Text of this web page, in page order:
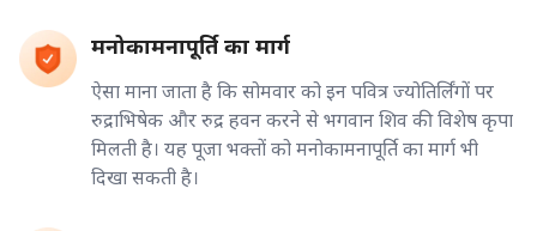
मनोकामनापूर्ति का मार्ग
ऐसा माना जाता है कि सोमवार को इन पवित्र ज्योतिर्लिंगों पर
रुद्राभिषेक और रुद्र हवन करने से भगवान शिव की विशेष कृपा
मिलती है। यह पूजा भक्तों को मनोकामनापूर्ति का मार्ग भी
दिखा सकती है।